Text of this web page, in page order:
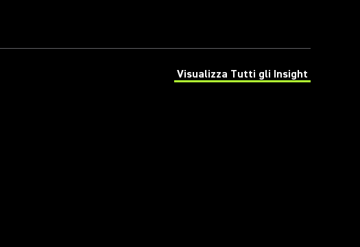
Visualizza Tutti gli Insight
(Opens in a new tab)